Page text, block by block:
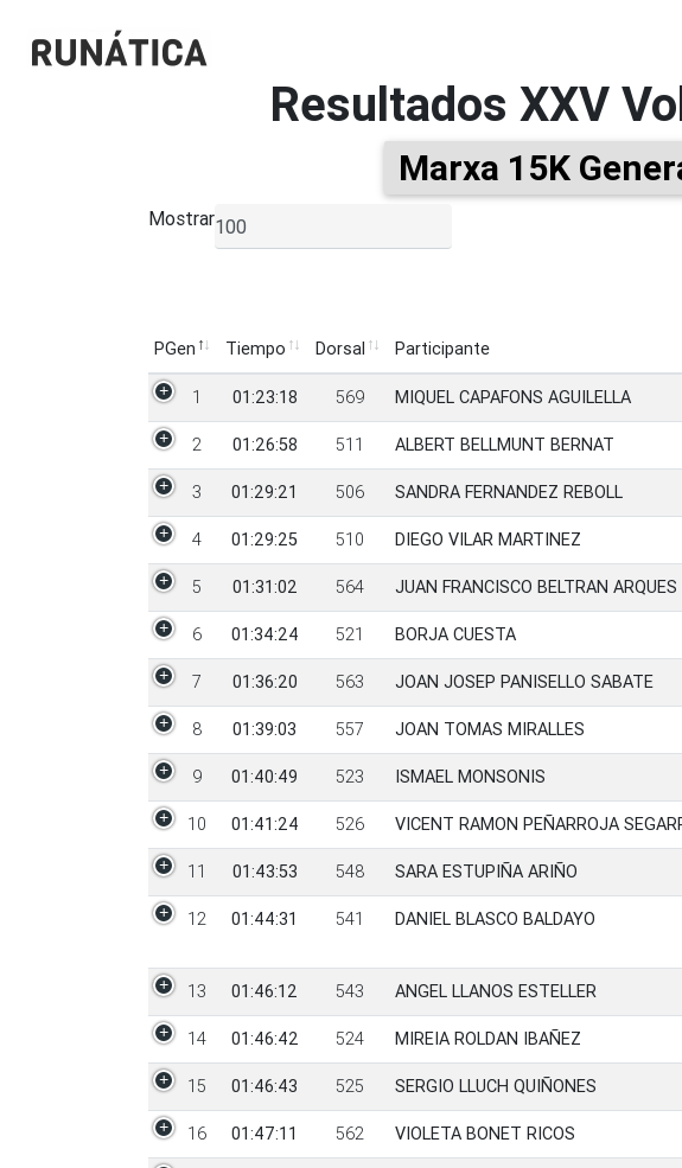
Resultados XXV
Marxa 15K
Mostrar
PGen Tiempo Dorsal Participante
PGen
Tiempo Dorsal Participante
1 01:23:18 569 MIQUEL CAPAFONS AGUILELLA
2 01:26:58 511 ALBERT BELLMUNT BERNAT
3 01:29:21 506 SANDRA FERNANDEZ REBOLL
4 01:29:25 510 DIEGO VILAR MARTINEZ
5 01:31:02 564 JUAN FRANCISCO BELTRAN ARQUES
6 01:34:24 521 BORJA CUESTA
7 01:36:20 563 JOAN JOSEP PANISELLO SABATE
8 01:39:03 557 JOAN TOMAS MIRALLES
9 01:40:49 523 ISMAEL MONSONIS
10 01:41:24 526 VICENT RAMON PEÑARROJA
11 01:43:53 548 SARA ESTUPIÑA ARIÑO
12 01:44:31 541 DANIEL BLASCO BALDAYO
13 01:46:12 543 ANGEL LLANOS ESTELLER
14 01:46:42 524 MIREIA ROLDAN IBAÑEZ
15 01:46:43 525 SERGIO LLUCH QUIÑONES
16 01:47:11 562 VIOLETA BONET RICOS